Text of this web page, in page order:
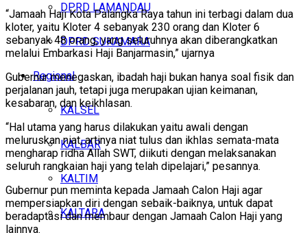
DPRD LAMANDAU
DPRD SUKAMARA
Regional
KALSEL
KALBAR
KALTIM
KALTARA
“Jamaah Haji Kota Palangka Raya tahun ini terbagi dalam dua
kloter, yaitu Kloter 4 sebanyak 230 orang dan Kloter 6
sebanyak 48 orang, yang seluruhnya akan diberangkatkan
melalui Embarkasi Haji Banjarmasin,” ujarnya
Gubernur menegaskan, ibadah haji bukan hanya soal fisik dan
perjalanan jauh, tetapi juga merupakan ujian keimanan,
kesabaran, dan keikhlasan.
“Hal utama yang harus dilakukan yaitu awali dengan
meluruskan niat, artinya niat tulus dan ikhlas semata-mata
mengharap ridha Allah SWT, diikuti dengan melaksanakan
seluruh rangkaian haji yang telah dipelajari,” pesannya.
Gubernur pun meminta kepada Jamaah Calon Haji agar
mempersiapkan diri dengan sebaik-baiknya, untuk dapat
beradaptasi dan membaur dengan Jamaah Calon Haji yang
lainnya.